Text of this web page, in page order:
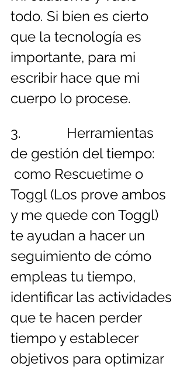
todo. Si bien es cierto
que la tecnología es
importante, para mi
escribir hace que mi
cuerpo lo procese.
3.             Herramientas
de gestión del tiempo:
como Rescuetime o
Toggl (Los prove ambos
y me quede con Toggl)
te ayudan a hacer un
seguimiento de cómo
empleas tu tiempo,
identificar las actividades
que te hacen perder
tiempo y establecer
objetivos para optimizar